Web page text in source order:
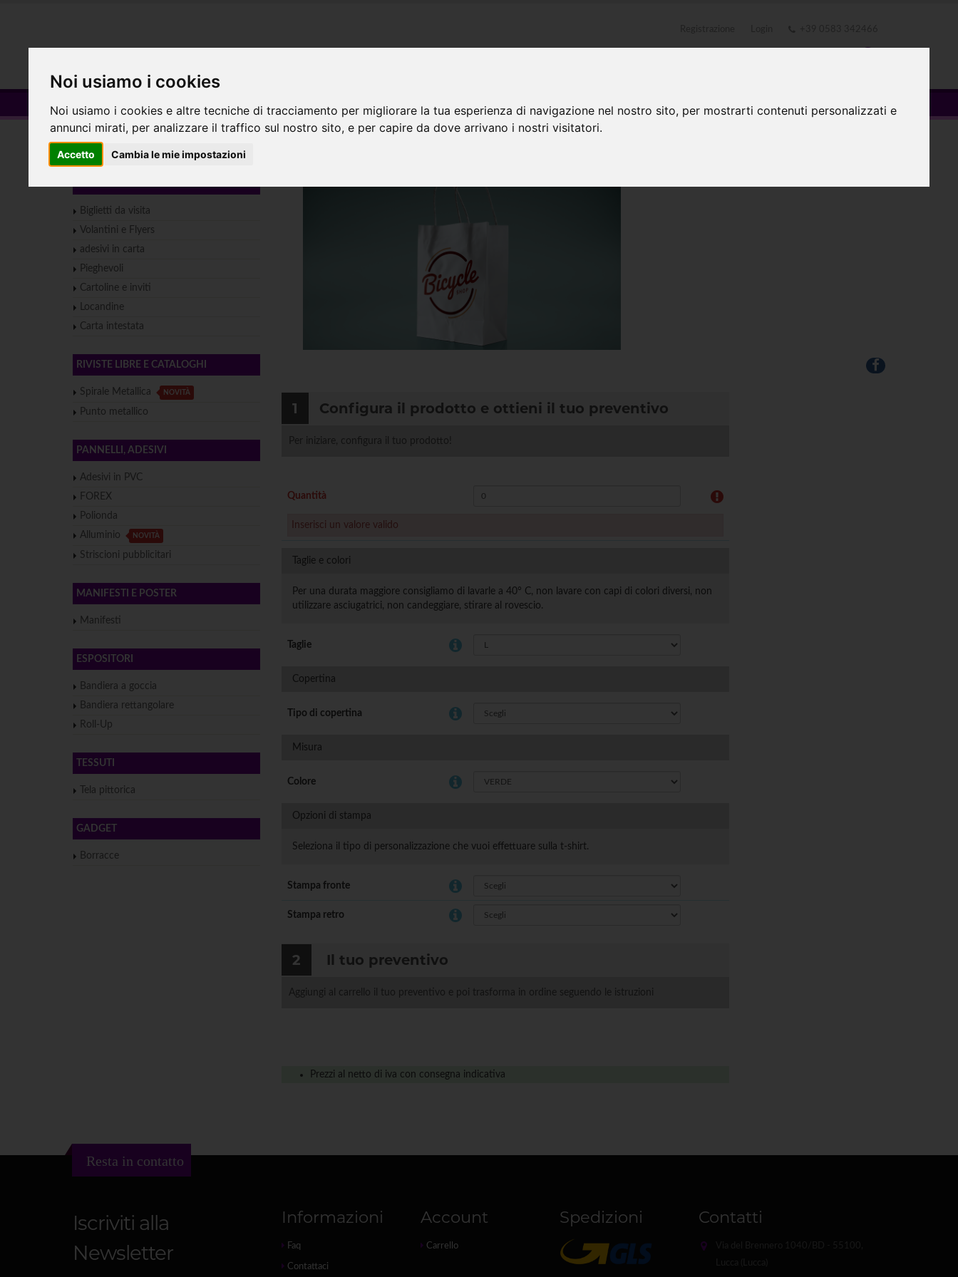
Noi usiamo i cookies
Noi usiamo i cookies e altre tecniche di tracciamento per migliorare la tua esperienza di navigazione nel nostro sito, per mostrarti contenuti personalizzati e
annunci mirati, per analizzare il traffico sul nostro sito, e per capire da dove arrivano i nostri visitatori.
Accetto Cambia le mie impostazioni
Borse di carta
Home
Biglietti da visita
Volantini e Flyers
adesivi in carta
Pieghevoli
Cartoline e inviti
Locandine
Carta intestata
RIVISTE LIBRE E CATALOGHI
Spirale Metallica NOVITÀ
Punto metallico
PANNELLI, ADESIVI
Adesivi in PVC
FOREX
Polionda
Alluminio
NOVITÀ
Striscioni pubblicitari
MANIFESTI E POSTER
Manifesti
ESPOSITORI
Bandiera a goccia
Bandiera rettangolare
Roll-Up
TESSUTI
Tela pittorica
GADGET
Borracce
1 Configura il prodotto e ottieni il tuo preventivo
Per iniziare, configura il tuo prodotto!
Quantità
Inserisci un valore valido
Taglie e colori
Per una durata maggiore consigliamo di lavarle a 40° C, non lavare con capi di colori diversi, non
utilizzare asciugatrici, non candeggiare, stirare al rovescio.
Taglie
Copertina
Tipo di copertina
Misura
Colore
Opzioni di stampa
Seleziona il tipo di personalizzazione che vuoi effettuare sulla t-shirt.
Stampa fronte
Stampa retro
2 Il tuo preventivo
Aggiungi al carrello il tuo preventivo e poi trasforma in ordine seguendo le istruzioni
Prezzi al netto di iva con consegna indicativa
Resta in contatto
Iscriviti alla
Newsletter
Informazioni
Faq
Contattaci
Account
Carrello
Spedizioni Contatti